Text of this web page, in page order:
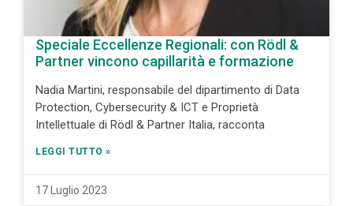
Speciale Eccellenze Regionali: con Rödl &
Partner vincono capillarità e formazione
Nadia Martini, responsabile del dipartimento di Data
Protection, Cybersecurity & ICT e Proprietà
Intellettuale di Rödl & Partner Italia, racconta
LEGGI TUTTO »
17 Luglio 2023